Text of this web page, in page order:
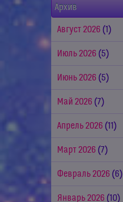
Архив
Август 2026 (1)
Июль 2026 (5)
Июнь 2026 (5)
Май 2026 (7)
Апрель 2026 (11)
Март 2026 (7)
Февраль 2026 (6)
Январь 2026 (10)